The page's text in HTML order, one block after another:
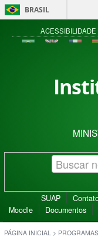
BRASIL
ACESSIBILIDADE
SUAP
Moodle
Documentos
PÁGINA INICIAL > PROGRAMAS